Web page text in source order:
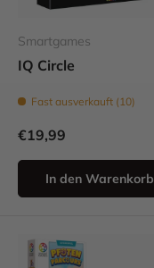
Smartgames
IQ Circle
Fast ausverkauft (10)
€19,99
In den Warenkorb